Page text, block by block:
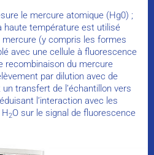
le mercure atomique (Hg0) ;
haute température est utilisé
(y compris les formes
avec une cellule à fluorescence
recombinaison du mercure
par dilution avec de
transfert de l’échantillon vers
l’interaction avec les
2O sur le signal de fluorescence